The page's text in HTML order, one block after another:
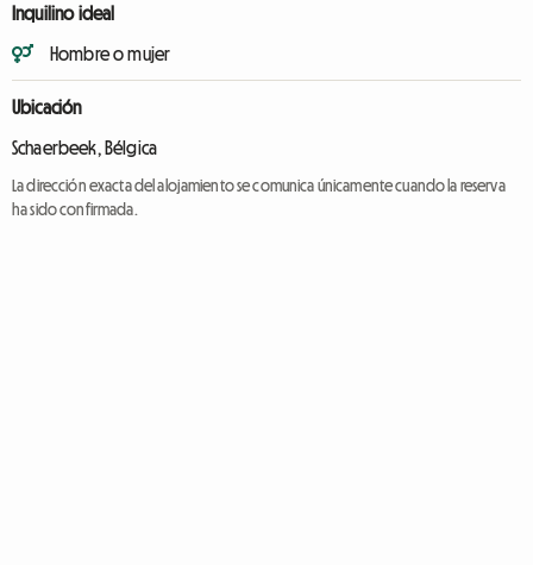
Inquilino ideal
Hombre o mujer
Ubicación
Schaerbeek, Bélgica
La dirección exacta del alojamiento se comunica únicamente cuando la reserva
ha sido confirmada.